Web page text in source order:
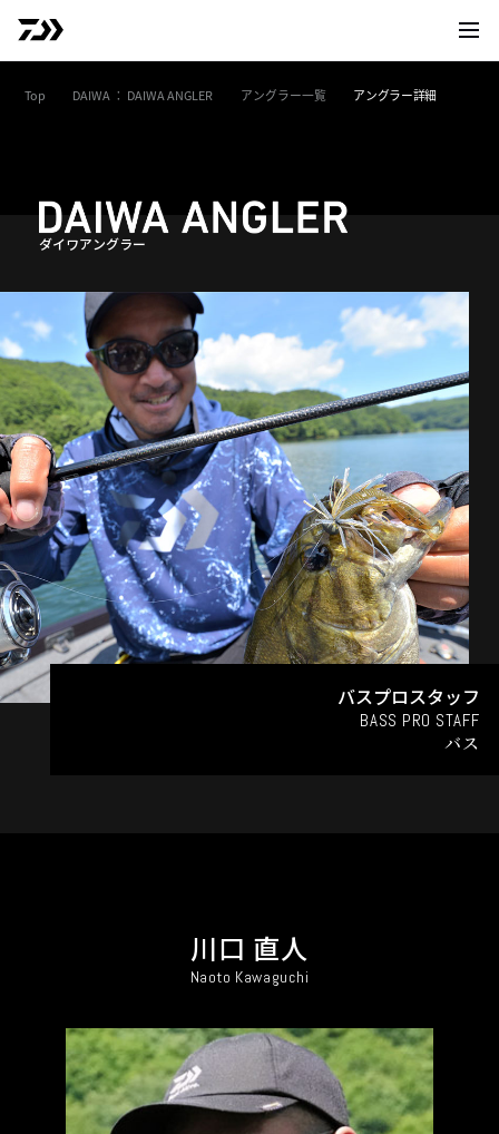
サイ
Top DAIWA ： DAIWA ANGLER アングラー一覧 アングラー詳細
ダイワアングラー
バスプロスタッフ
BASS PRO STAFF
バス
川口 直人
Naoto Kawaguchi